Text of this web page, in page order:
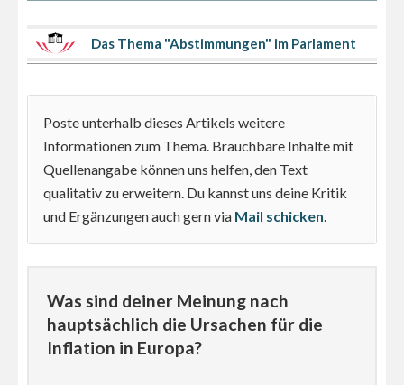
Das Thema "Abstimmungen" im Parlament
Poste unterhalb dieses Artikels weitere
Informationen zum Thema. Brauchbare Inhalte mit
Quellenangabe können uns helfen, den Text
qualitativ zu erweitern. Du kannst uns deine Kritik
und Ergänzungen auch gern via Mail schicken.
Was sind deiner Meinung nach
hauptsächlich die Ursachen für die
Inflation in Europa?